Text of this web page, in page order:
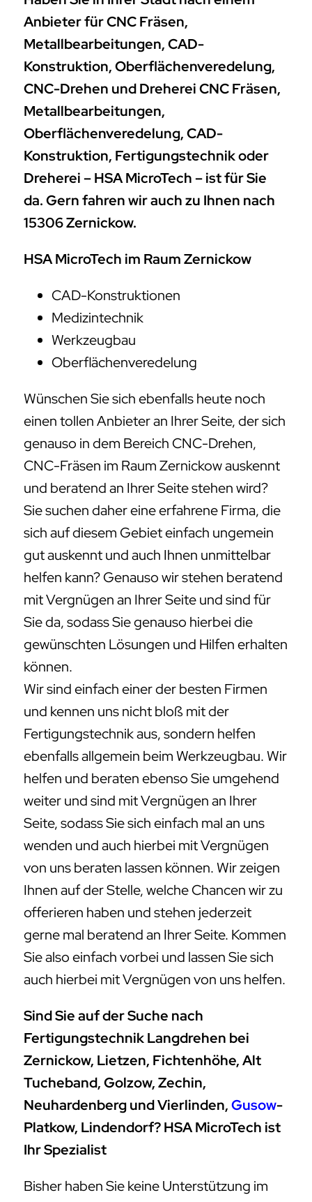
Anbieter für CNC Fräsen,
Metallbearbeitungen, CAD-
Konstruktion, Oberflächenveredelung,
CNC-Drehen und Dreherei CNC Fräsen,
Metallbearbeitungen,
Oberflächenveredelung, CAD-
Konstruktion, Fertigungstechnik oder
Dreherei – HSA MicroTech – ist für Sie
da. Gern fahren wir auch zu Ihnen nach
15306 Zernickow.
HSA MicroTech im Raum Zernickow
CAD-Konstruktionen
Medizintechnik
Werkzeugbau
Oberflächenveredelung
Wünschen Sie sich ebenfalls heute noch
einen tollen Anbieter an Ihrer Seite, der sich
genauso in dem Bereich CNC-Drehen,
CNC-Fräsen im Raum Zernickow auskennt
und beratend an Ihrer Seite stehen wird?
Sie suchen daher eine erfahrene Firma, die
sich auf diesem Gebiet einfach ungemein
gut auskennt und auch Ihnen unmittelbar
helfen kann? Genauso wir stehen beratend
mit Vergnügen an Ihrer Seite und sind für
Sie da, sodass Sie genauso hierbei die
gewünschten Lösungen und Hilfen erhalten
können.
Wir sind einfach einer der besten Firmen
und kennen uns nicht bloß mit der
Fertigungstechnik aus, sondern helfen
ebenfalls allgemein beim Werkzeugbau. Wir
helfen und beraten ebenso Sie umgehend
weiter und sind mit Vergnügen an Ihrer
Seite, sodass Sie sich einfach mal an uns
wenden und auch hierbei mit Vergnügen
von uns beraten lassen können. Wir zeigen
Ihnen auf der Stelle, welche Chancen wir zu
offerieren haben und stehen jederzeit
gerne mal beratend an Ihrer Seite. Kommen
Sie also einfach vorbei und lassen Sie sich
auch hierbei mit Vergnügen von uns helfen.
Sind Sie auf der Suche nach
Fertigungstechnik Langdrehen bei
Zernickow, Lietzen, Fichtenhöhe, Alt
Tucheband, Golzow, Zechin,
Neuhardenberg und Vierlinden,Gusow-
Platkow, Lindendorf? HSA MicroTech ist
Ihr Spezialist
Bisher haben Sie keine Unterstützung im